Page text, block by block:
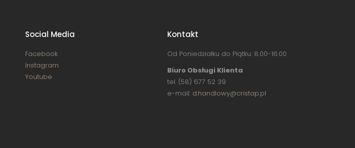
Social Media
Facebook
Instagram
Youtube
Kontakt
Od Poniedziałku do Piątku: 8.00-16.00
Biuro Obsługi Klienta
tel. (58) 677 52 39
e-mail: d.handlowy@cristap.pl